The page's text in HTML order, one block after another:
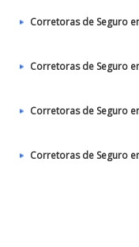
Corretoras de Seguro
Corretoras de Seguro
Corretoras de Seguro
Corretoras de Seguro